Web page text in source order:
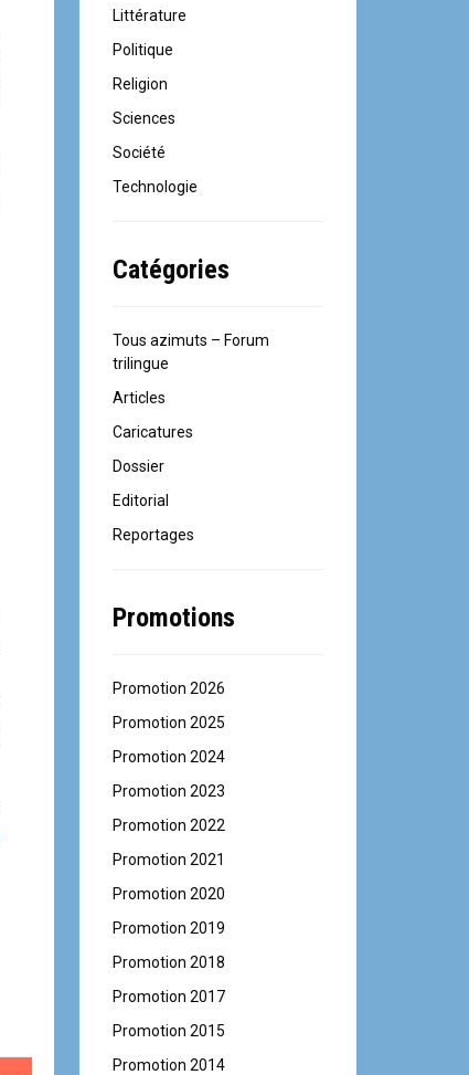
Littérature
Politique
Religion
Sciences
Société
Technologie
Catégories
Tous azimuts – Forum
trilingue
Articles
Caricatures
Dossier
Editorial
Reportages
Promotions
Promotion 2026
Promotion 2025
Promotion 2024
Promotion 2023
Promotion 2022
Promotion 2021
Promotion 2020
Promotion 2019
Promotion 2018
Promotion 2017
Promotion 2015
Promotion 2014